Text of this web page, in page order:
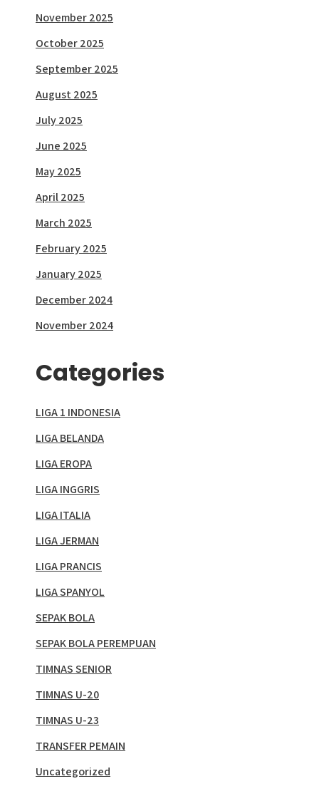
November 2025
October 2025
September 2025
August 2025
July 2025
June 2025
May 2025
April 2025
March 2025
February 2025
January 2025
December 2024
November 2024
Categories
LIGA 1 INDONESIA
LIGA BELANDA
LIGA EROPA
LIGA INGGRIS
LIGA ITALIA
LIGA JERMAN
LIGA PRANCIS
LIGA SPANYOL
SEPAK BOLA
SEPAK BOLA PEREMPUAN
TIMNAS SENIOR
TIMNAS U-20
TIMNAS U-23
TRANSFER PEMAIN
Uncategorized